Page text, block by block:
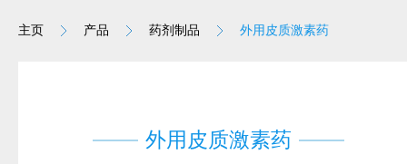
主页 产品 药剂制品 外用皮质激素药
外用皮质激素药